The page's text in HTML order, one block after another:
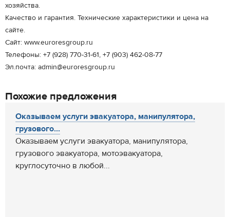
хозяйства.
Качество и гарантия. Технические характеристики и цена на
сайте.
Сайт: www.euroresgroup.ru
Телефоны: +7 (928) 770-31-61, +7 (903) 462-08-77
Эл.почта: admin@euroresgroup.ru
Похожие предложения
Оказываем услуги эвакуатора, манипулятора,
грузового...
Оказываем услуги эвакуатора, манипулятора,
грузового эвакуатора, мотоэвакуатора,
круглосуточно в любой...